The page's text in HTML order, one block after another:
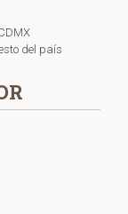
del país